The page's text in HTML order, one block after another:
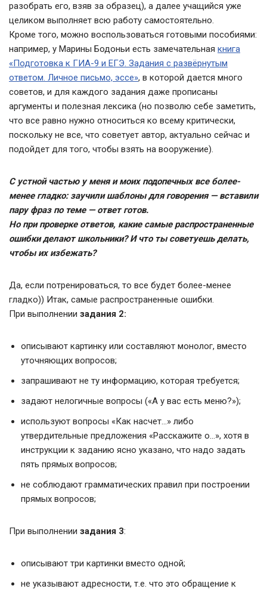
разобрать его, взяв за образец), а далее учащийся уже
целиком выполняет всю работу самостоятельно.
Кроме того, можно воспользоваться готовыми пособиями:
например, у Марины Бодоньи есть замечательная книга
«Подготовка к ГИА-9 и ЕГЭ. Задания с развёрнутым
ответом. Личное письмо, эссе», в которой дается много
советов, и для каждого задания даже прописаны
аргументы и полезная лексика (но позволю себе заметить,
что все равно нужно относиться ко всему критически,
поскольку не все, что советует автор, актуально сейчас и
подойдет для того, чтобы взять на вооружение).
С устной частью у меня и моих подопечных все более-
менее гладко: заучили шаблоны для говорения — вставили
пару фраз по теме — ответ готов.
Но при проверке ответов, какие самые распространенные
ошибки делают школьники? И что ты советуешь делать,
чтобы их избежать?
Да, если потренироваться, то все будет более-менее
гладко)) Итак, самые распространенные ошибки.
При выполнении задания 2:
описывают картинку или составляют монолог, вместо
уточняющих вопросов;
запрашивают не ту информацию, которая требуется;
задают нелогичные вопросы («А у вас есть меню?»);
используют вопросы «Как насчет…» либо
утвердительные предложения «Расскажите о…», хотя в
инструкции к заданию ясно указано, что надо задать
пять прямых вопросов;
не соблюдают грамматических правил при построении
прямых вопросов;
При выполнении задания 3:
описывают три картинки вместо одной;
не указывают адресности, т.е. что это обращение к